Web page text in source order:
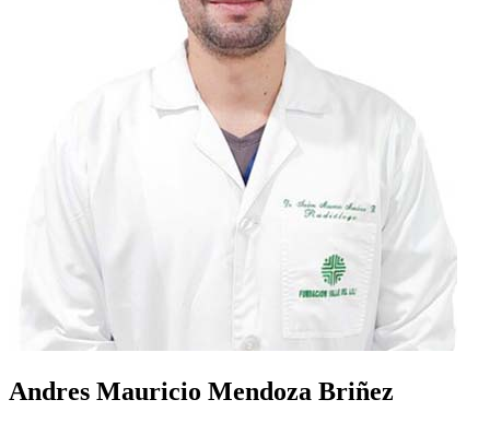
Andres Mauricio Mendoza Briñez